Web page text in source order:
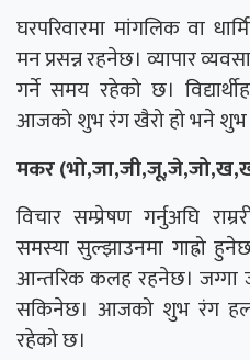
घरपरिवारमा मांगलिक वा
मन प्रसन्न रहनेछ। व्यापार
गर्ने समय रहेको छ।
आजको शुभ रंग खैरो हो भने
मकर
विचार सम्प्रेषण गर्नुअघि
समस्या सुल्झाउनमा गाह्रो
आन्तरिक कलह रहनेछ। जग्गा
सकिनेछ। आजको शुभ रंग
रहेको छ।